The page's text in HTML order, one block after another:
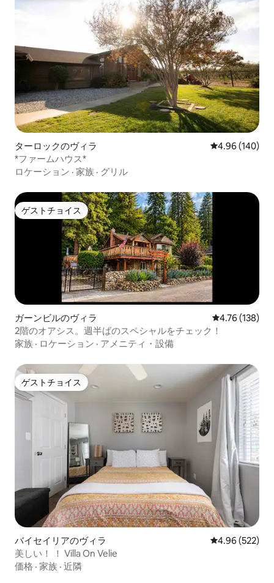
ターロックのヴィラ レビュー140
4.96 (140)
*ファームハウス*
ロケーション · 家族 · グリル
ゲストチョイス
ゲストチョイス
ガーンビルのヴィラ レビュー138
4.76 (138)
2階のオアシス。週半ばのスペシャルをチェック！
家族 · ロケーション · アメニティ・設備
ゲストチョイス
ゲストチョイス
バイセイリアのヴィラ レビュー522
4.96 (522)
美しい！ ！ Villa On Velie
価格 · 家族 · 近隣